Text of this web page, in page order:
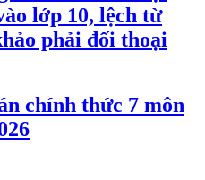
lớp 10, lệch từ
phải đối thoại
chính thức 7 môn